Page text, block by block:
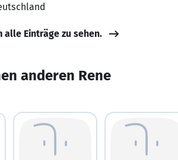
alle Einträge zu sehen.
anderen Rene